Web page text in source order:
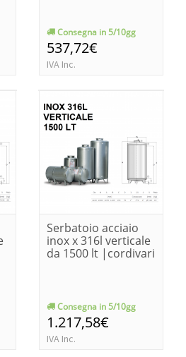
Consegna in 5/10gg
537,72€
IVA Inc.
Serbatoio acciaio
inox x 316l verticale
da 1500 lt |cordivari
Consegna in 5/10gg
1.217,58€
IVA Inc.